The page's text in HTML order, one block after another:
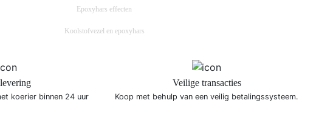
Epoxyhars effecten
Koolstofvezel en epoxyhars
koerier binnen 24 uur
Veilige transacties
Koop met behulp van een veilig betalingssysteem.